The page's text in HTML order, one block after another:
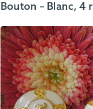
Bouton – Blanc, 4